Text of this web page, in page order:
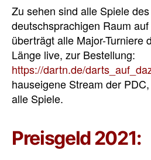
Zu sehen sind alle Spiele
deutschsprachigen Raum auf
überträgt alle Major-Turniere
Länge live, zur Bestellung:
https://dartn.de/
hauseigene Stream der PDC,
alle Spiele.
Preisgeld 2021: